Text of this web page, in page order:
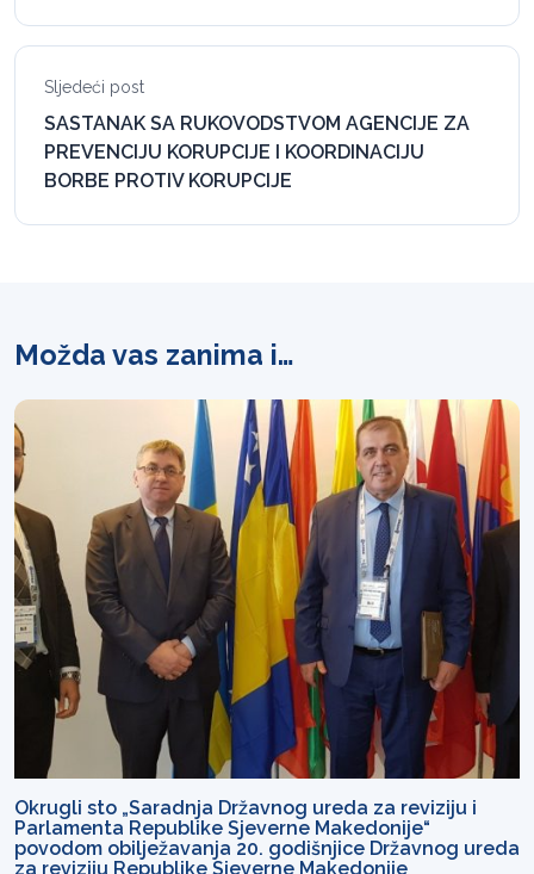
Sljedeći post
SASTANAK SA RUKOVODSTVOM AGENCIJE ZA
PREVENCIJU KORUPCIJE I KOORDINACIJU
BORBE PROTIV KORUPCIJE
Možda vas zanima i…
Okrugli sto „Saradnja Državnog ureda za reviziju i
Parlamenta Republike Sjeverne Makedonije“
povodom obilježavanja 20. godišnjice Državnog ureda
za reviziju Republike Sjeverne Makedonije